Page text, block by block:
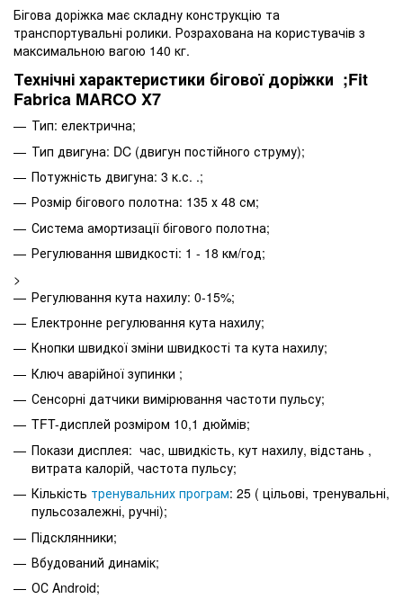
Бігова доріжка має складну конструкцію та
транспортувальні ролики. Розрахована на користувачів з
максимальною вагою 140 кг.
Технічні характеристики бігової доріжки ;Fit
Fabrica MARCO X7
Тип: електрична;
Тип двигуна: DC (двигун постійного струму);
Потужність двигуна: 3 к.с. .;
Розмір бігового полотна: 135 х 48 см;
Система амортизації бігового полотна;
Регулювання швидкості: 1 - 18 км/год;
>
Регулювання кута нахилу: 0-15%;
Електронне регулювання кута нахилу;
Кнопки швидкої зміни швидкості та кута нахилу;
Ключ аварійної зупинки ;
Сенсорні датчики вимірювання частоти пульсу;
TFT-дисплей розміром 10,1 дюймів;
Покази дисплея: час, швидкість, кут нахилу, відстань ,
витрата калорій, частота пульсу;
Кількість тренувальних програм: 25 ( цільові, тренувальні,
пульсозалежні, ручні);
Підсклянники;
Вбудований динамік;
ОС Android;